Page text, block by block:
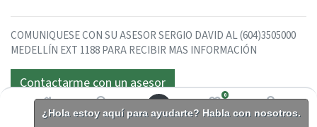
Inicio Buscar
0
Lista de
Cuenta
COMUNIQUESE CON SU ASESOR SERGIO DAVID AL (604)3505000
MEDELLÍN EXT 1188 PARA RECIBIR MAS INFORMACIÓN
Contactarme con un asesor
¿Hola estoy aquí para ayudarte? Habla con nosotros.